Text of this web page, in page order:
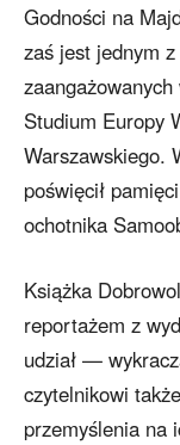
Godności na
zaś jest jednym
Studium Europy
Warszawskiego.
poświęcił
ochotnika
Książka
reportażem z
udział —
czytelnikowi
przemyślenia na